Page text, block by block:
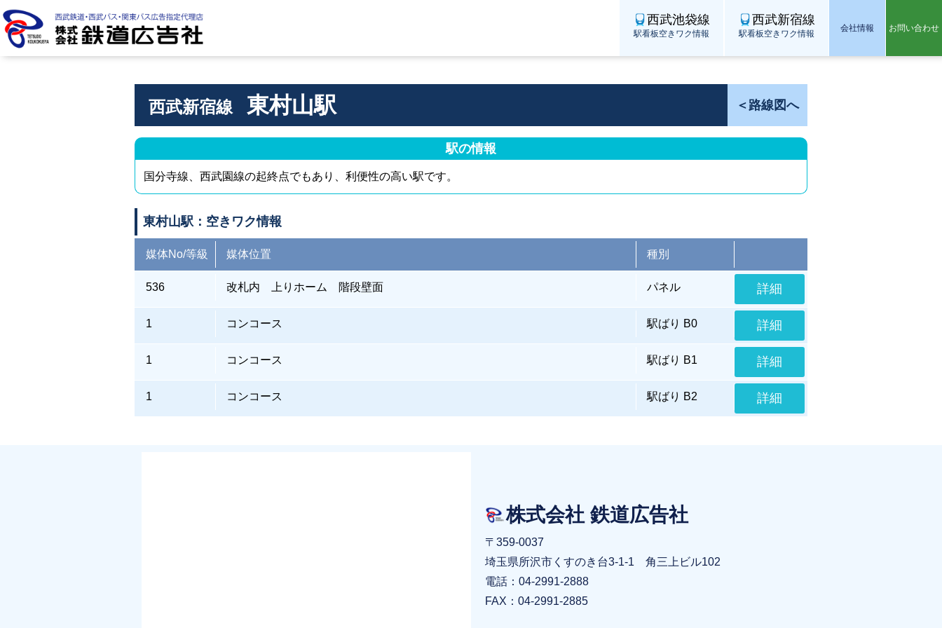
会社情報 お問い合わせ
西武池袋線
駅看板空きワク情報
西武新宿線
駅看板空きワク情報
西武新宿線 東村山駅 ＜路線図へ
駅の情報
国分寺線、西武園線の起終点でもあり、利便性の高い駅です。
東村山駅：空きワク情報
媒体No/等級 媒体位置 種別
536 改札内 上りホーム 階段壁面 パネル 詳細
1 コンコース 駅ばり B0 詳細
1 コンコース 駅ばり B1 詳細
1 コンコース 駅ばり B2 詳細
株式会社 鉄道広告社
〒359-0037
埼玉県所沢市くすのき台3-1-1 角三上ビル102
電話：04-2991-2888
FAX：04-2991-2885